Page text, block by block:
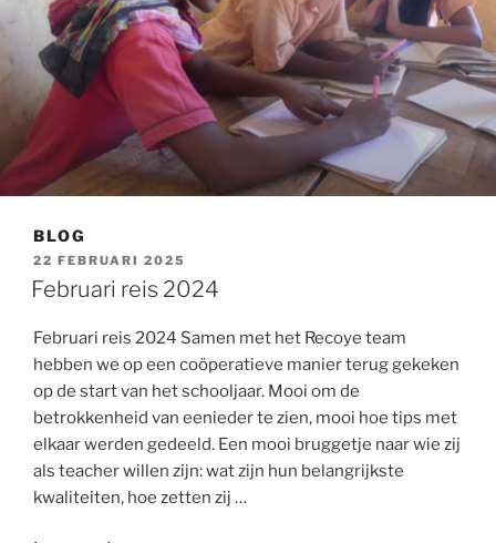
BLOG
GEPLAATST
OP
22 FEBRUARI 2025
Februari reis 2024
Februari reis 2024 Samen met het Recoye team
hebben we op een coöperatieve manier terug gekeken
op de start van het schooljaar. Mooi om de
betrokkenheid van eenieder te zien, mooi hoe tips met
elkaar werden gedeeld. Een mooi bruggetje naar wie zij
als teacher willen zijn: wat zijn hun belangrijkste
kwaliteiten, hoe zetten zij …